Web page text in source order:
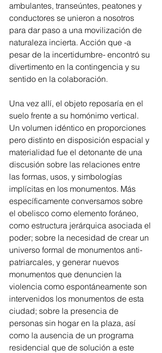
ambulantes, transeúntes, peatones y
conductores se unieron a nosotros
para dar paso a una movilización de
naturaleza incierta. Acción que -a
pesar de la incertidumbre- encontró su
divertimento en la contingencia y su
sentido en la colaboración.
Una vez allí, el objeto reposaría en el
suelo frente a su homónimo vertical.
Un volumen idéntico en proporciones
pero distinto en disposición espacial y
materialidad fue el detonante de una
discusión sobre las relaciones entre
las formas, usos, y simbologías
implícitas en los monumentos. Más
específicamente conversamos sobre
el obelisco como elemento foráneo,
como estructura jerárquica asociada el
poder; sobre la necesidad de crear un
universo formal de monumentos anti-
patriarcales, y generar nuevos
monumentos que denuncien la
violencia como espontáneamente son
intervenidos los monumentos de esta
ciudad; sobre la presencia de
personas sin hogar en la plaza, así
como la ausencia de un programa
residencial que de solución a este